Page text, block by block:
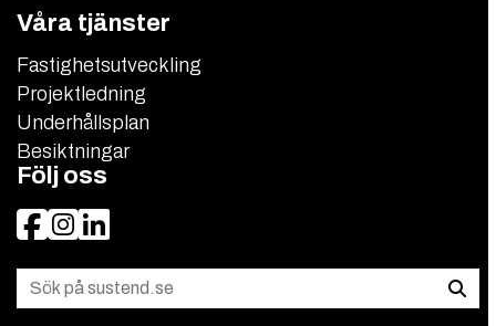
Våra tjänster
Fastighetsutveckling
Projektledning
Underhållsplan
Besiktningar
Följ oss
Facebook Instagram LinkedIn
Sök